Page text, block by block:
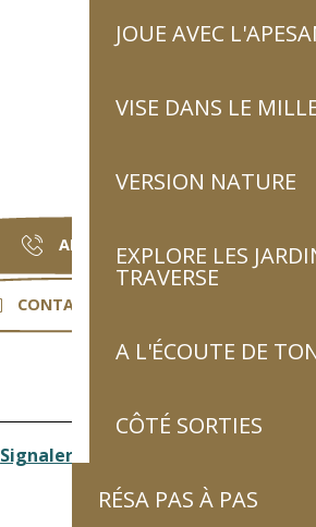
JOUE AVEC
VISE DANS LE
VERSION NATURE
EXPLORE LES
TRAVERSE
A L'ÉCOUTE DE
CÔTÉ SORTIES
RÉSA PAS À PAS
APPELER
CONTACTEZ-NOUS
Signaler une erreur